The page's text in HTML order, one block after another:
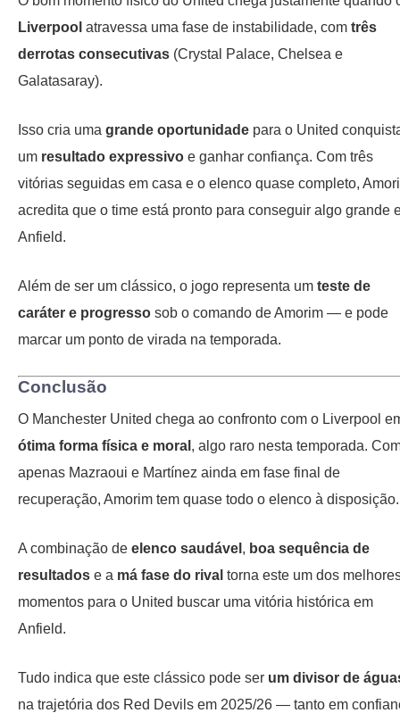
Liverpool atravessa uma fase de instabilidade, com três
derrotas consecutivas (Crystal Palace, Chelsea e
Galatasaray).
Isso cria uma grande oportunidade para o United
um resultado expressivo e ganhar confiança. Com três
vitórias seguidas em casa e o elenco quase completo,
acredita que o time está pronto para conseguir algo grande
Anfield.
Além de ser um clássico, o jogo representa um teste de
caráter e progresso sob o comando de Amorim — e pode
marcar um ponto de virada na temporada.
Conclusão
O Manchester United chega ao confronto com o Liverpool
ótima forma física e moral , algo raro nesta temporada.
apenas Mazraoui e Martínez ainda em fase final de
recuperação, Amorim tem quase todo o elenco à disposição.
A combinação de elenco saudável , boa sequência de
resultados e a má fase do rival torna este um dos
momentos para o United buscar uma vitória histórica em
Anfield.
Tudo indica que este clássico pode ser um divisor de
na trajetória dos Red Devils em 2025/26 — tanto em